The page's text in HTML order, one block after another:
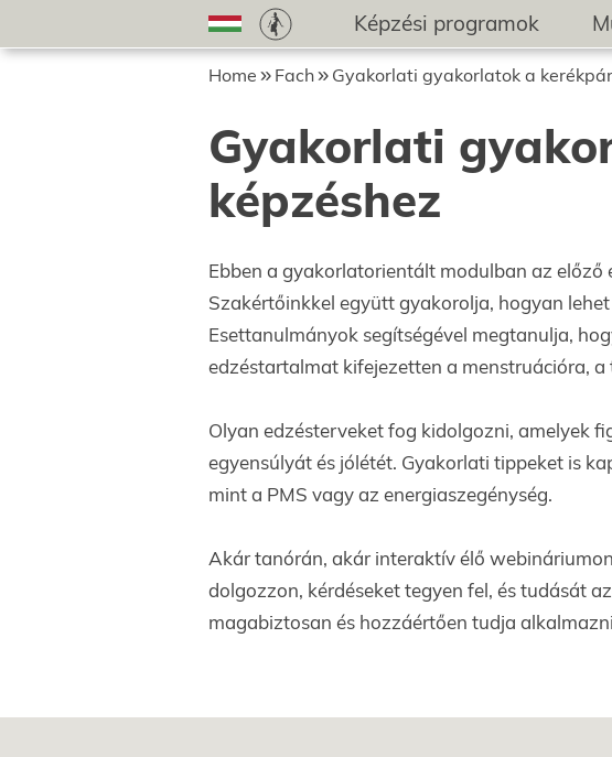
Képzési programok
Home Fach Gyakorlati gyakorlatok a
Gyakorlati
képzéshez
Ebben a gyakorlatorientált modulban az
Szakértőinkkel együtt gyakorolja, hogyan
Esettanulmányok segítségével megtanulja,
edzéstartalmat kifejezetten a menstruációra,
Olyan edzésterveket fog kidolgozni, amelyek
egyensúlyát és jólétét. Gyakorlati tippeket is
mint a PMS vagy az energiaszegénység.
Akár tanórán, akár interaktív élő
dolgozzon, kérdéseket tegyen fel, és tudását
magabiztosan és hozzáértően tudja